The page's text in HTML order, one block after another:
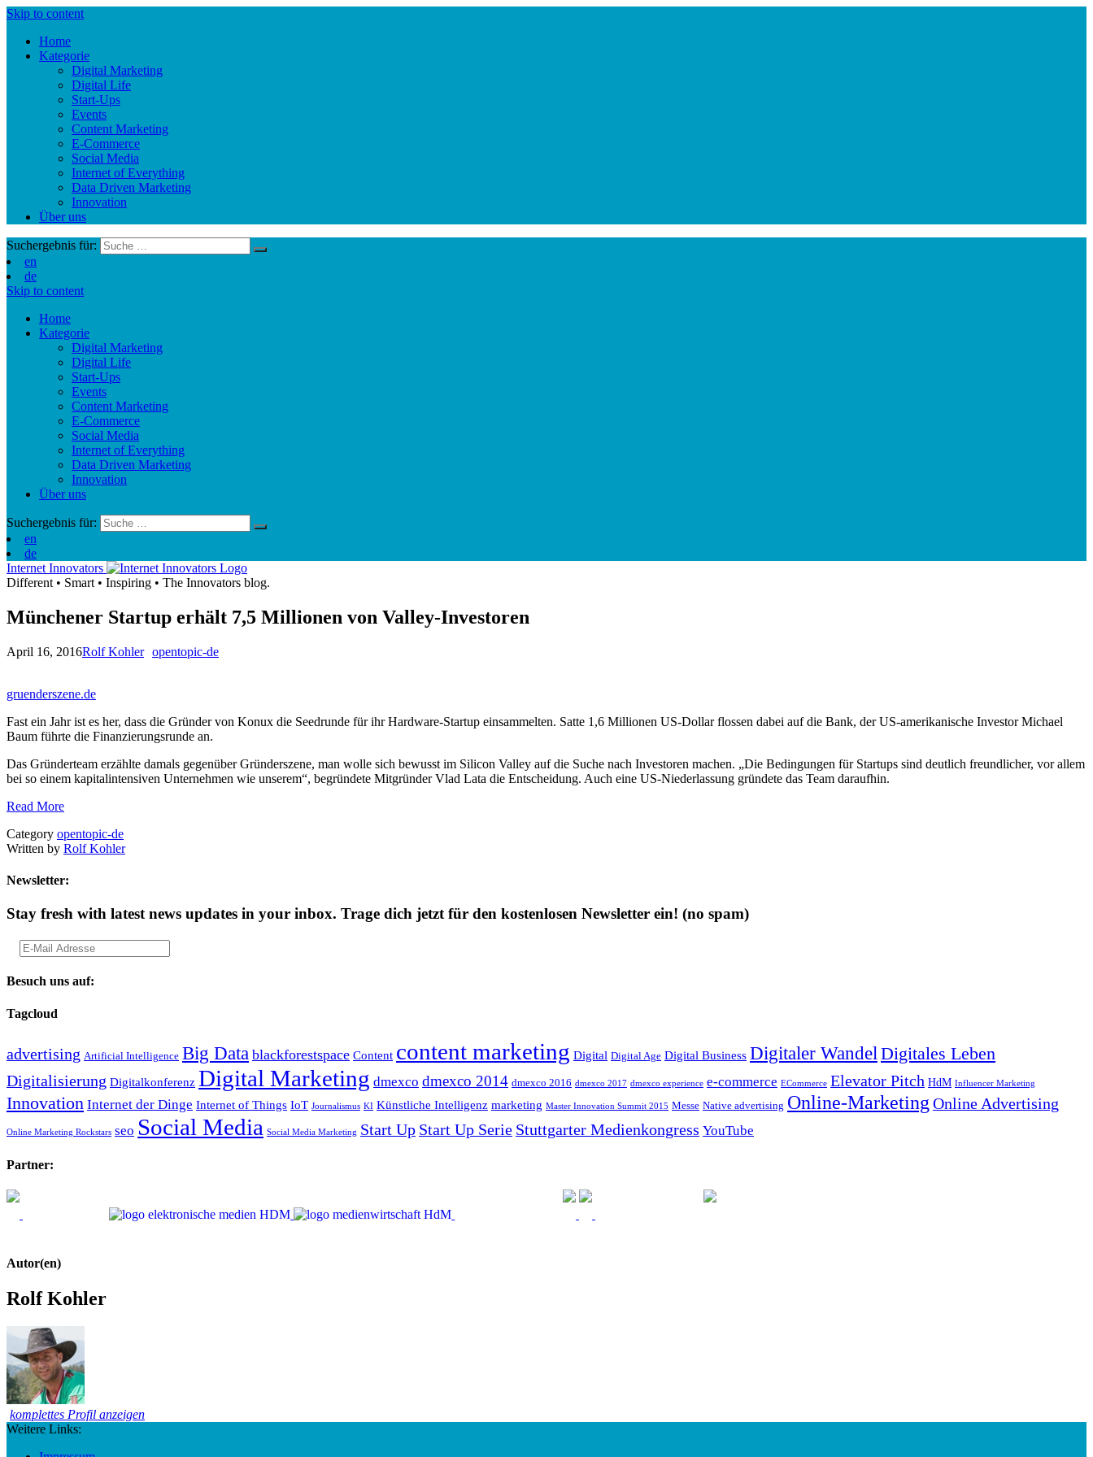
Skip to content
Home
Kategorie
Digital Marketing
Digital Life
Start-Ups
Events
Content Marketing
E-Commerce
Social Media
Internet of Everything
Data Driven Marketing
Innovation
Über uns
Suchergebnis für:
en
de
Skip to content
Home
Kategorie
Digital Marketing
Digital Life
Start-Ups
Events
Content Marketing
E-Commerce
Social Media
Internet of Everything
Data Driven Marketing
Innovation
Über uns
Suchergebnis für:
en
de
Internet Innovators
Different • Smart • Inspiring • The Innovators blog.
Münchener Startup erhält 7,5 Millionen von Valley-Investoren
April 16, 2016Rolf Kohler opentopic-de
gruenderszene.de
Fast ein Jahr ist es her, dass die Gründer von Konux die Seedrunde für ihr Hardware-Startup einsammelten. Satte 1,6 Millionen US-Dollar flossen dabei auf die Bank, der US-amerikanische Investor Michael
Baum führte die Finanzierungsrunde an.
Das Gründerteam erzählte damals gegenüber Gründerszene, man wolle sich bewusst im Silicon Valley auf die Suche nach Investoren machen. „Die Bedingungen für Startups sind deutlich freundlicher, vor allem
bei so einem kapitalintensiven Unternehmen wie unserem“, begründete Mitgründer Vlad Lata die Entscheidung. Auch eine US-Niederlassung gründete das Team daraufhin.
Read More
Category opentopic-de
Written by Rolf Kohler
Newsletter:
Stay fresh with latest news updates in your inbox. Trage dich jetzt für den kostenlosen Newsletter ein! (no spam)
Besuch uns auf:
Tagcloud
advertising Artificial Intelligence Big Data blackforestspace Content content marketing Digital Digital Age Digital Business Digitaler Wandel Digitales Leben
Digitalisierung Digitalkonferenz Digital Marketing dmexco dmexco 2014 dmexco 2016 dmexco 2017 dmexco experience e-commerce ECommerce Elevator Pitch HdM Influencer Marketing
Innovation Internet der Dinge Internet of Things IoT Journalismus KI Künstliche Intelligenz marketing Master Innovation Summit 2015 Messe Native advertising Online-Marketing Online Advertising
Online Marketing Rockstars seo Social Media Social Media Marketing Start Up Start Up Serie Stuttgarter Medienkongress YouTube
Partner:
Autor(en)
Rolf Kohler
komplettes Profil anzeigen
Weitere Links: